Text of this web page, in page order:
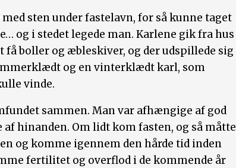
sten under fastelavn, for så kunne taget
og i stedet legede man. Karlene gik fra hus
boller og æbleskiver, og der udspillede sig
og en vinterklædt karl, som
vinde.
sammen. Man var afhængige af god
hinanden. Om lidt kom fasten, og så måtte
og komme igennem den hårde tid inden
fertilitet og overflod i de kommende år